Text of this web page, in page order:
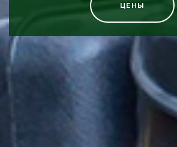
ЦЕНЫ